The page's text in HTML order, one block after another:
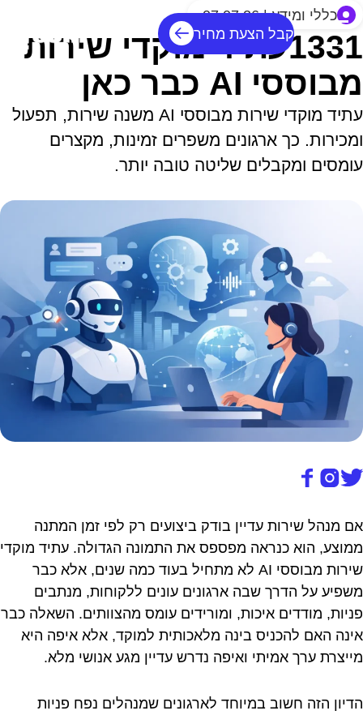
קבל הצעת מחיר
כללי ומידע | 07.07.26
1331עתיד מוקדי שירות
מבוססי AI כבר כאן
עתיד מוקדי שירות מבוססי AI משנה שירות, תפעול
ומכירות. כך ארגונים משפרים זמינות, מקצרים
עומסים ומקבלים שליטה טובה יותר.
אם מנהל שירות עדיין בודק ביצועים רק לפי זמן המתנה
ממוצע, הוא כנראה מפספס את התמונה הגדולה. עתיד מוקדי
שירות מבוססי AI לא מתחיל בעוד כמה שנים, אלא כבר
משפיע על הדרך שבה ארגונים עונים ללקוחות, מנתבים
פניות, מודדים איכות, ומורידים עומס מהצוותים. השאלה כבר
אינה האם להכניס בינה מלאכותית למוקד, אלא איפה היא
מייצרת ערך אמיתי ואיפה נדרש עדיין מגע אנושי מלא.
הדיון הזה חשוב במיוחד לארגונים שמנהלים נפח פניות